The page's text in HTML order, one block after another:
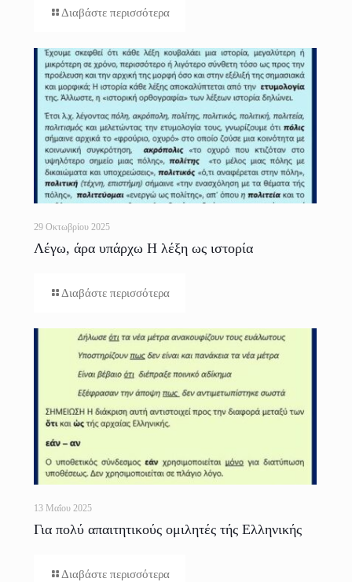
Διαβάστε περισσότερα
29 Οκτωβρίου 2025
Λέγω, άρα υπάρχω Η λέξη ως ιστορία
Διαβάστε περισσότερα
13 Μαΐου 2025
Για πολύ απαιτητικούς ομιλητές τής Ελληνικής
Διαβάστε περισσότερα